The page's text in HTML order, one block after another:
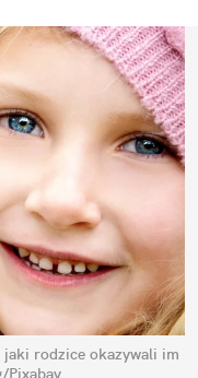
jaki rodzice okazywali im
Pixabay